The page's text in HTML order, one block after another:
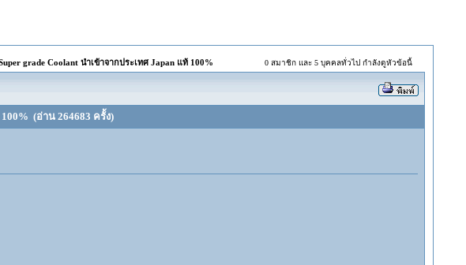
grade Coolant นำเข้าจากประเทศ Japan แท้ 100% 0 สมาชิก และ 5 บุคคลทั่วไป กำลังดูหัวข้อนี้
(อ่าน 264683 ครั้ง)